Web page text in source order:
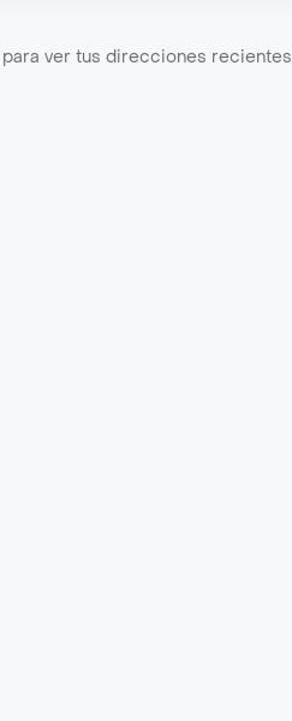
para ver tus direcciones recientes